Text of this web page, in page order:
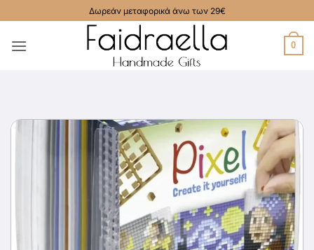
στο
περιεχόμενο
Δωρεάν μεταφορικά άνω των 29€
0